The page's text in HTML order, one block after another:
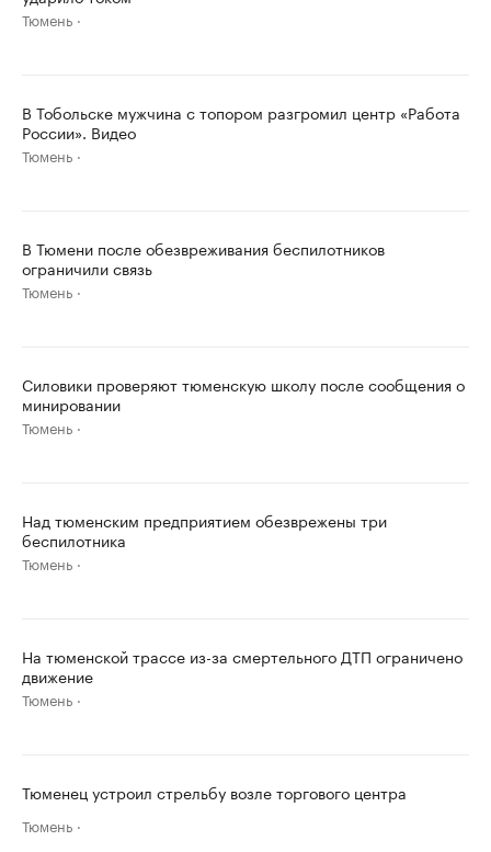
Тюмень
В Тобольске мужчина с топором разгромил центр «Работа
России». Видео
Тюмень
В Тюмени после обезвреживания беспилотников
ограничили связь
Тюмень
Силовики проверяют тюменскую школу после сообщения о
минировании
Тюмень
Над тюменским предприятием обезврежены три
беспилотника
Тюмень
На тюменской трассе из-за смертельного ДТП ограничено
движение
Тюмень
Тюменец устроил стрельбу возле торгового центра
Тюмень